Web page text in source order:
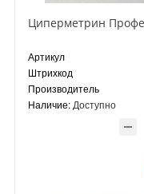
Артикул
Штрихкод
Производитель
Наличие: Доступно